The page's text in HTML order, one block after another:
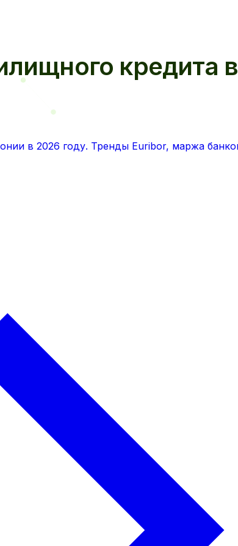
кредита
в 2026 году. Тренды Euribor, маржа